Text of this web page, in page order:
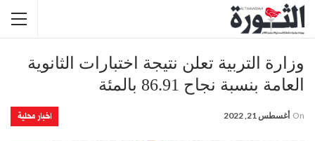
وزارة التربية تعلن نتيجة اختبارات الثانوية
العامة بنسبة نجاح 86.91 بالمئة
اخبار محلية On أغسطس 21, 2022